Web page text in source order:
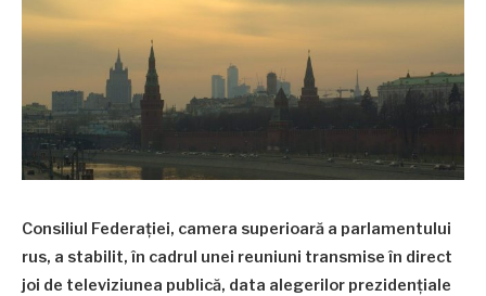
Consiliul Federației, camera superioară a parlamentului
rus, a stabilit, în cadrul unei reuniuni transmise în direct
joi de televiziunea publică, data alegerilor prezidențiale